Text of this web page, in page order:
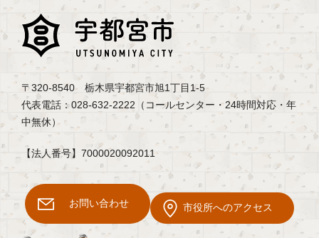
〒320-8540 栃木県宇都宮市旭1丁目1-5
代表電話：028-632-2222（コールセンター・24時間対応・年
中無休）
【法人番号】7000020092011
お問い合わせ 市役所へのアクセス